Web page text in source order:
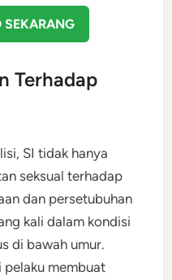
Terhadap
SI tidak hanya
seksual terhadap
dan persetubuhan
kali dalam kondisi
di bawah umur.
pelaku membuat